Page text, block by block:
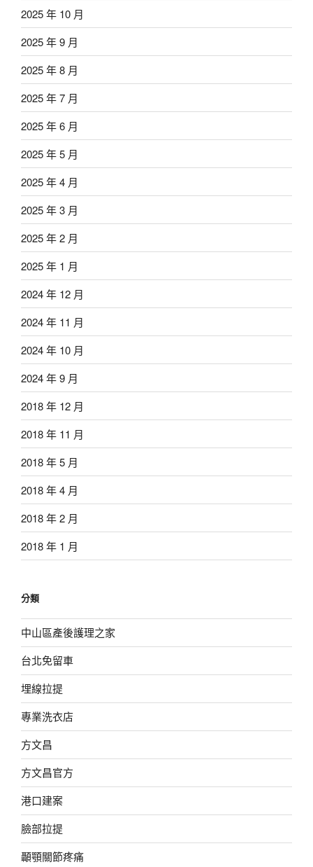
2025 年 10 月
2025 年 9 月
2025 年 8 月
2025 年 7 月
2025 年 6 月
2025 年 5 月
2025 年 4 月
2025 年 3 月
2025 年 2 月
2025 年 1 月
2024 年 12 月
2024 年 11 月
2024 年 10 月
2024 年 9 月
2018 年 12 月
2018 年 11 月
2018 年 5 月
2018 年 4 月
2018 年 2 月
2018 年 1 月
分類
中山區產後護理之家
台北免留車
埋線拉提
專業洗衣店
方文昌
方文昌官方
港口建案
臉部拉提
顳顎關節疼痛